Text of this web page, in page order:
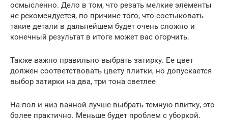
осмысленно. Дело в том, что резать мелкие элементы
не рекомендуется, по причине того, что состыковать
такие детали в дальнейшем будет очень сложно и
конечный результат в итоге может вас огорчить.
Также важно правильно выбрать затирку. Ее цвет
должен соответствовать цвету плитки, но допускается
выбор затирки на два, три тона светлее
На пол и низ ванной лучше выбрать темную плитку, это
более практично. Меньше будет проблем с уборкой.